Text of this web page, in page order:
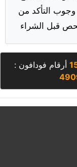
وجوب التأكد من
أرقام فودافون :